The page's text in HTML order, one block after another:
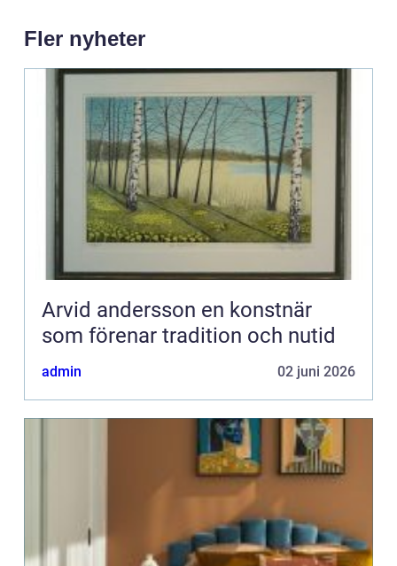
Fler nyheter
Arvid andersson en konstnär
som förenar tradition och nutid
admin 02 juni 2026